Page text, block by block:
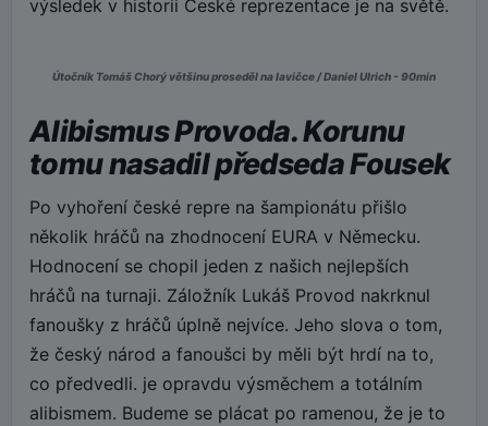
výsledek v historii České reprezentace je na světě.
Útočník Tomáš Chorý většinu proseděl na lavičce / Daniel Ulrich - 90min
Alibismus Provoda. Korunu
tomu nasadil předseda Fousek
Po vyhoření české repre na šampionátu přišlo
několik hráčů na zhodnocení EURA v Německu.
Hodnocení se chopil jeden z našich nejlepších
hráčů na turnaji. Záložník Lukáš Provod nakrknul
fanoušky z hráčů úplně nejvíce. Jeho slova o tom,
že český národ a fanoušci by měli být hrdí na to,
co předvedli. je opravdu výsměchem a totálním
alibismem. Budeme se plácat po ramenou, že je to